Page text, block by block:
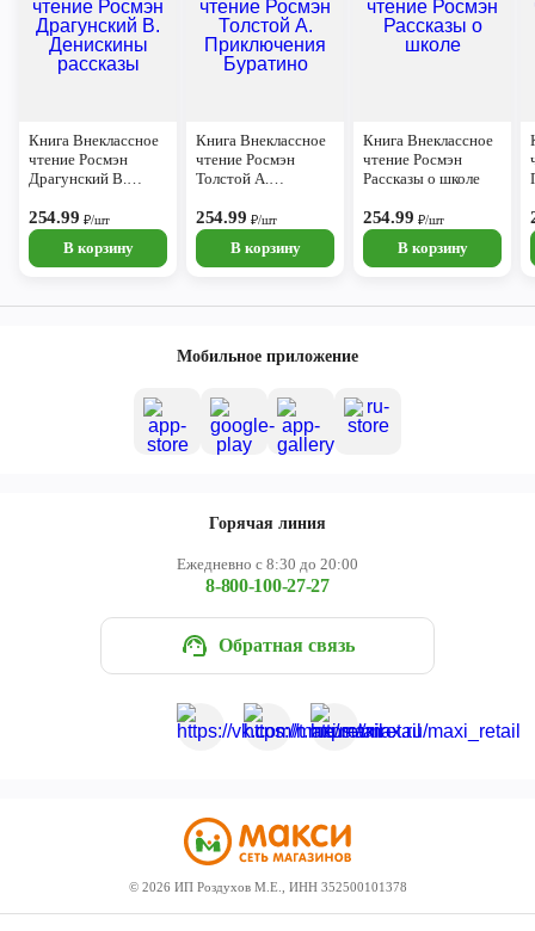
Книга Внеклассное
чтение Росмэн
Драгунский В.
рассказы
254.99 ₽/шт
В корзину
Книга Внеклассное
чтение Росмэн
Толстой А.
Буратино
254.99 ₽/шт
В корзину
Книга Внеклассное
чтение Росмэн
Рассказы о школе
254.99 ₽/шт
В корзину
Мобильное приложение
Горячая линия
Ежедневно с 8:30 до 20:00
8-800-100-27-27
Обратная связь
© 2026 ИП Роздухов М.Е., ИНН 352500101378